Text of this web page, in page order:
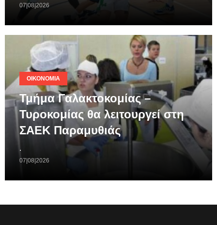
07|08|2026
ΟΙΚΟΝΟΜΊΑ
Τμήμα Γαλακτοκομίας –
Τυροκομίας θα λειτουργεί στη
ΣΑΕΚ Παραμυθιάς
.
07|08|2026